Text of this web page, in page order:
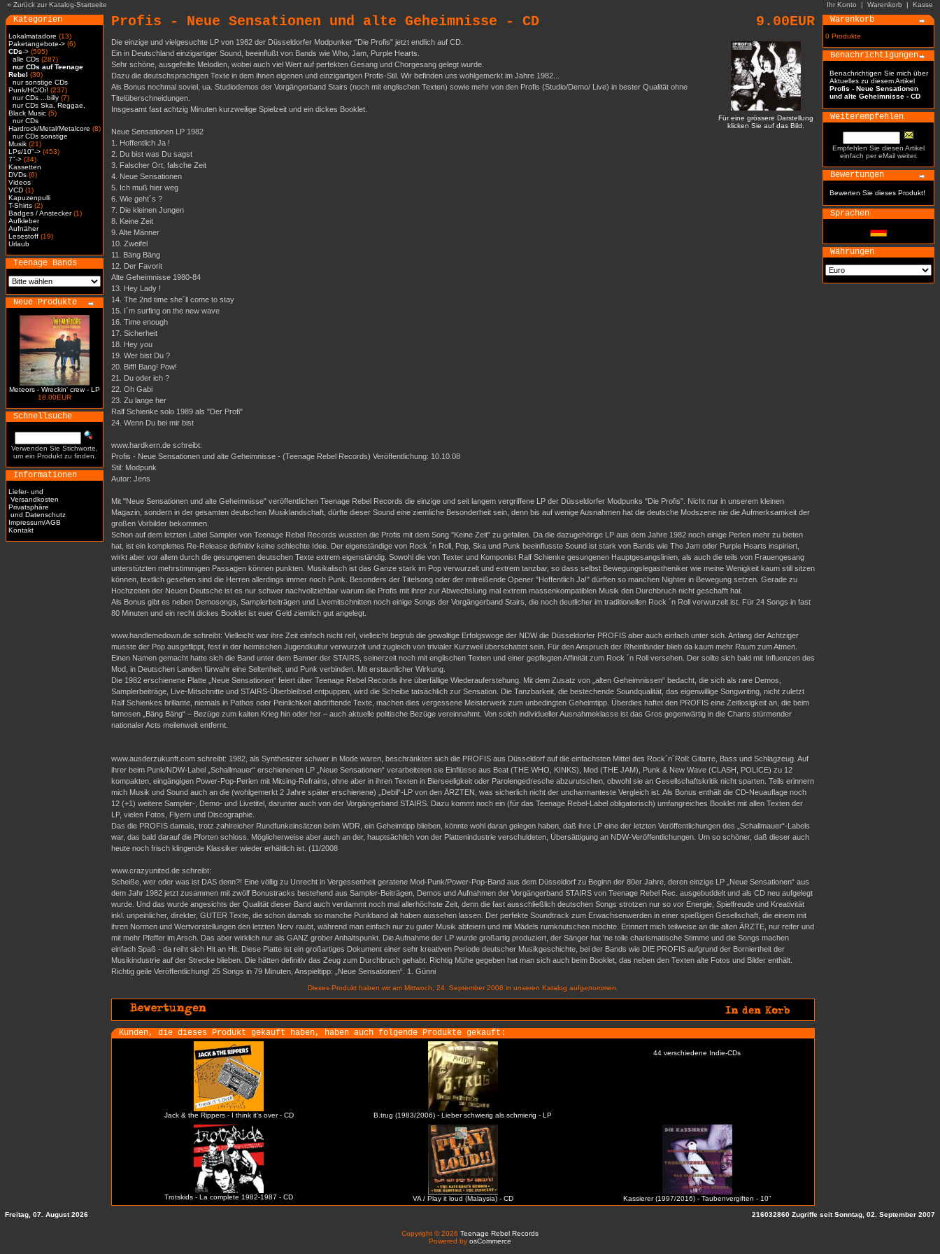
» Zurück zur Katalog-Startseite Ihr Konto | Warenkorb | Kasse
Kategorien
Lokalmatadore (13)
Paketangebote-> (6)
CDs-> (595)
alle CDs (287)
nur CDs auf Teenage
Rebel (30)
nur sonstige CDs
Punk/HC/Oi! (237)
nur CDs ...billy (7)
nur CDs Ska, Reggae,
Black Music (5)
nur CDs
Hardrock/Metal/Metalcore (8)
nur CDs sonstige
Musik (21)
LPs/10"-> (453)
7"-> (34)
Kassetten
DVDs (6)
Videos
VCD (1)
Kapuzenpulli
T-Shirts (2)
Badges / Anstecker(1)
Aufkleber
Aufnäher
Lesestoff (19)
Urlaub
Teenage Bands
Neue Produkte
Meteors - Wreckin' crew - LP
18.00EUR
Schnellsuche
Verwenden Sie Stichworte,
um ein Produkt zu finden.
Informationen
Liefer- und
Versandkosten
Privatsphäre
und Datenschutz
Impressum/AGB
Kontakt
Profis - Neue Sensationen und alte Geheimnisse - CD 9.00EUR
Für eine grössere Darstellung
klicken Sie auf das Bild.
Die einzige und vielgesuchte LP von 1982 der Düsseldorfer Modpunker "Die Profis" jetzt endlich auf CD.
Ein in Deutschland einzigartiger Sound, beeinflußt von Bands wie Who, Jam, Purple Hearts.
Sehr schöne, ausgefeilte Melodien, wobei auch viel Wert auf perfekten Gesang und Chorgesang gelegt wurde.
Dazu die deutschsprachigen Texte in dem ihnen eigenen und einzigartigen Profis-Stil. Wir befinden uns wohlgemerkt im Jahre 1982...
Als Bonus nochmal soviel, ua. Studiodemos der Vorgängerband Stairs (noch mit englischen Texten) sowie mehr von den Profis (Studio/Demo/ Live) in bester Qualität ohne
Titelüberschneidungen.
Insgesamt fast achtzig Minuten kurzweilige Spielzeit und ein dickes Booklet.
Neue Sensationen LP 1982
1. Hoffentlich Ja !
2. Du bist was Du sagst
3. Falscher Ort, falsche Zeit
4. Neue Sensationen
5. Ich muß hier weg
6. Wie geht´s ?
7. Die kleinen Jungen
8. Keine Zeit
9. Alte Männer
10. Zweifel
11. Bäng Bäng
12. Der Favorit
Alte Geheimnisse 1980-84
13. Hey Lady !
14. The 2nd time she´ll come to stay
15. I´m surfing on the new wave
16. Time enough
17. Sicherheit
18. Hey you
19. Wer bist Du ?
20. Biff! Bang! Pow!
21. Du oder ich ?
22. Oh Gabi
23. Zu lange her
Ralf Schienke solo 1989 als "Der Profi"
24. Wenn Du bei mir bist
www.hardkern.de schreibt:
Profis - Neue Sensationen und alte Geheimnisse - (Teenage Rebel Records) Veröffentlichung: 10.10.08
Stil: Modpunk
Autor: Jens
Mit "Neue Sensationen und alte Geheimnisse" veröffentlichen Teenage Rebel Records die einzige und seit langem vergriffene LP der Düsseldorfer Modpunks "Die Profis". Nicht nur in unserem kleinen
Magazin, sondern in der gesamten deutschen Musiklandschaft, dürfte dieser Sound eine ziemliche Besonderheit sein, denn bis auf wenige Ausnahmen hat die deutsche Modszene nie die Aufmerksamkeit der
großen Vorbilder bekommen.
Schon auf dem letzten Label Sampler von Teenage Rebel Records wussten die Profis mit dem Song "Keine Zeit" zu gefallen. Da die dazugehörige LP aus dem Jahre 1982 noch einige Perlen mehr zu bieten
hat, ist ein komplettes Re-Release definitiv keine schlechte Idee. Der eigenständige von Rock ´n Roll, Pop, Ska und Punk beeinflusste Sound ist stark von Bands wie The Jam oder Purple Hearts inspiriert,
wirkt aber vor allem durch die gesungenen deutschen Texte extrem eigenständig. Sowohl die von Texter und Komponist Ralf Schienke gesungenen Hauptgesangslinien, als auch die teils von Frauengesang
unterstützten mehrstimmigen Passagen können punkten. Musikalisch ist das Ganze stark im Pop verwurzelt und extrem tanzbar, so dass selbst Bewegungslegastheniker wie meine Wenigkeit kaum still sitzen
können, textlich gesehen sind die Herren allerdings immer noch Punk. Besonders der Titelsong oder der mitreißende Opener "Hoffentlich Ja!" dürften so manchen Nighter in Bewegung setzen. Gerade zu
Hochzeiten der Neuen Deutsche ist es nur schwer nachvollziehbar warum die Profis mit ihrer zur Abwechslung mal extrem massenkompatiblen Musik den Durchbruch nicht geschafft hat.
Als Bonus gibt es neben Demosongs, Samplerbeiträgen und Livemitschnitten noch einige Songs der Vorgängerband Stairs, die noch deutlicher im traditionellen Rock ´n Roll verwurzelt ist. Für 24 Songs in fast
80 Minuten und ein recht dickes Booklet ist euer Geld ziemlich gut angelegt.
www.handlemedown.de schreibt: Vielleicht war ihre Zeit einfach nicht reif, vielleicht begrub die gewaltige Erfolgswoge der NDW die Düsseldorfer PROFIS aber auch einfach unter sich. Anfang der Achtziger
musste der Pop ausgeflippt, fest in der heimischen Jugendkultur verwurzelt und zugleich von trivialer Kurzweil überschattet sein. Für den Anspruch der Rheinländer blieb da kaum mehr Raum zum Atmen.
Einen Namen gemacht hatte sich die Band unter dem Banner der STAIRS, seinerzeit noch mit englischen Texten und einer gepflegten Affinität zum Rock ´n Roll versehen. Der sollte sich bald mit Influenzen des
Mod, in Deutschen Landen fürwahr eine Seltenheit, und Punk verbinden. Mit erstaunlicher Wirkung.
Die 1982 erschienene Platte „Neue Sensationen“ feiert über Teenage Rebel Records ihre überfällige Wiederauferstehung. Mit dem Zusatz von „alten Geheimnissen“ bedacht, die sich als rare Demos,
Samplerbeiträge, Live-Mitschnitte und STAIRS-Überbleibsel entpuppen, wird die Scheibe tatsächlich zur Sensation. Die Tanzbarkeit, die bestechende Soundqualität, das eigenwillige Songwriting, nicht zuletzt
Ralf Schienkes brillante, niemals in Pathos oder Peinlichkeit abdriftende Texte, machen dies vergessene Meisterwerk zum unbedingten Geheimtipp. Überdies haftet den PROFIS eine Zeitlosigkeit an, die beim
famosen „Bäng Bäng“ – Bezüge zum kalten Krieg hin oder her – auch aktuelle politische Bezüge vereinnahmt. Von solch individueller Ausnahmeklasse ist das Gros gegenwärtig in die Charts stürmender
nationaler Acts meilenweit entfernt.
www.ausderzukunft.com schreibt: 1982, als Synthesizer schwer in Mode waren, beschränkten sich die PROFIS aus Düsseldorf auf die einfachsten Mittel des Rock´n´Roll: Gitarre, Bass und Schlagzeug. Auf
ihrer beim Punk/NDW-Label „Schallmauer“ erschienenen LP „Neue Sensationen“ verarbeiteten sie Einflüsse aus Beat (THE WHO, KINKS), Mod (THE JAM), Punk & New Wave (CLASH, POLICE) zu 12
kompakten, eingängigen Power-Pop-Perlen mit Mitsing-Refrains, ohne aber in ihren Texten in Bierseeligkeit oder Parolengedresche abzurutschen, obwohl sie an Gesellschaftskritik nicht sparten. Teils erinnern
mich Musik und Sound auch an die (wohlgemerkt 2 Jahre später erschienene) „Debil“-LP von den ÄRZTEN, was sicherlich nicht der uncharmanteste Vergleich ist. Als Bonus enthält die CD-Neuauflage noch
12 (+1) weitere Sampler-, Demo- und Livetitel, darunter auch von der Vorgängerband STAIRS. Dazu kommt noch ein (für das Teenage Rebel-Label obligatorisch) umfangreiches Booklet mit allen Texten der
LP, vielen Fotos, Flyern und Discographie.
Das die PROFIS damals, trotz zahlreicher Rundfunkeinsätzen beim WDR, ein Geheimtipp blieben, könnte wohl daran gelegen haben, daß ihre LP eine der letzten Veröffentlichungen des „Schallmauer“-Labels
war, das bald darauf die Pforten schloss. Möglicherweise aber auch an der, hauptsächlich von der Plattenindustrie verschuldeten, Übersättigung an NDW-Veröffentlichungen. Um so schöner, daß dieser auch
heute noch frisch klingende Klassiker wieder erhältlich ist. (11/2008
www.crazyunited.de schreibt:
Scheiße, wer oder was ist DAS denn?! Eine völlig zu Unrecht in Vergessenheit geratene Mod-Punk/Power-Pop-Band aus dem Düsseldorf zu Beginn der 80er Jahre, deren einzige LP „Neue Sensationen“ aus
dem Jahr 1982 jetzt zusammen mit zwölf Bonustracks bestehend aus Sampler-Beiträgen, Demos und Aufnahmen der Vorgängerband STAIRS von Teenage Rebel Rec. ausgebuddelt und als CD neu aufgelegt
wurde. Und das wurde angesichts der Qualität dieser Band auch verdammt noch mal allerhöchste Zeit, denn die fast ausschließlich deutschen Songs strotzen nur so vor Energie, Spielfreude und Kreativität
inkl. unpeinlicher, direkter, GUTER Texte, die schon damals so manche Punkband alt haben aussehen lassen. Der perfekte Soundtrack zum Erwachsenwerden in einer spießigen Gesellschaft, die einem mit
ihren Normen und Wertvorstellungen den letzten Nerv raubt, während man einfach nur zu guter Musik abfeiern und mit Mädels rumknutschen möchte. Erinnert mich teilweise an die alten ÄRZTE, nur reifer und
mit mehr Pfeffer im Arsch. Das aber wirklich nur als GANZ grober Anhaltspunkt. Die Aufnahme der LP wurde großartig produziert, der Sänger hat ’ne tolle charismatische Stimme und die Songs machen
einfach Spaß - da reiht sich Hit an Hit. Diese Platte ist ein großartiges Dokument einer sehr kreativen Periode deutscher Musikgeschichte, bei der Bands wie DIE PROFIS aufgrund der Borniertheit der
Musikindustrie auf der Strecke blieben. Die hätten definitiv das Zeug zum Durchbruch gehabt. Richtig Mühe gegeben hat man sich auch beim Booklet, das neben den Texten alte Fotos und Bilder enthält.
Richtig geile Veröffentlichung! 25 Songs in 79 Minuten, Anspieltipp: „Neue Sensationen“. 1. Günni
Dieses Produkt haben wir am Mittwoch, 24. September 2008 in unseren Katalog aufgenommen.
Kunden, die dieses Produkt gekauft haben, haben auch folgende Produkte gekauft:
Jack & the Rippers - I think it's over - CD B.trug (1983/2006) - Lieber schwierig als schmierig - LP
44 verschiedene Indie-CDs
Trotskids - La complete 1982-1987 - CD VA / Play it loud (Malaysia) - CD Kassierer (1997/2016) - Taubenvergiften - 10"
Warenkorb
0 Produkte
Benachrichtigungen
Benachrichtigen Sie mich über
Aktuelles zu diesem Artikel
Profis - Neue Sensationen
und alte Geheimnisse - CD
Weiterempfehlen
Empfehlen Sie diesen Artikel
einfach per eMail weiter.
Bewertungen
Bewerten Sie dieses Produkt!
Sprachen
Währungen
Freitag, 07. August 2026 216032860 Zugriffe seit Sonntag, 02. September 2007
Copyright © 2026 Teenage Rebel Records
Powered by osCommerce